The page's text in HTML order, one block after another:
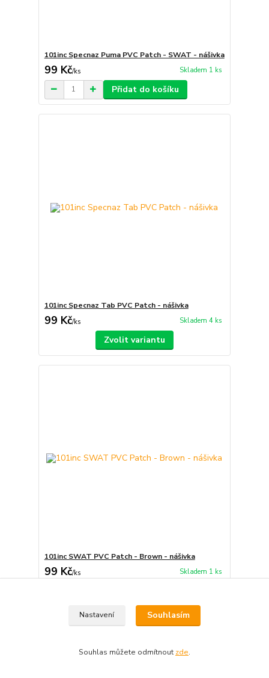
101inc Specnaz Puma PVC Patch - SWAT - nášivka
99 Kč/ks Skladem 1 ks
Přidat do košíku
101inc Specnaz Tab PVC Patch - nášivka
99 Kč/ks Skladem 4 ks
Zvolit variantu
101inc SWAT PVC Patch - Brown - nášivka
99 Kč/ks Skladem 1 ks
Nastavení Souhlasím
Souhlas můžete odmítnout zde.